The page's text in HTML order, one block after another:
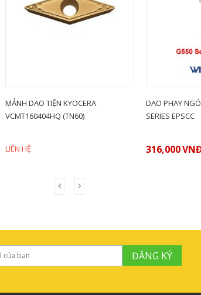
MẢNH DAO TIỆN KYOCERA
VCMT160404HQ (TN60)
LIÊN HỆ
DAO PHAY
SERIES EPSCC
316,000
ĐĂNG KÝ